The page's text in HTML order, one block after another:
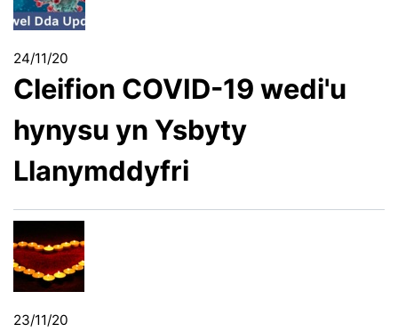
24/11/20
Cleifion COVID-19 wedi'u
hynysu yn Ysbyty
Llanymddyfri
23/11/20